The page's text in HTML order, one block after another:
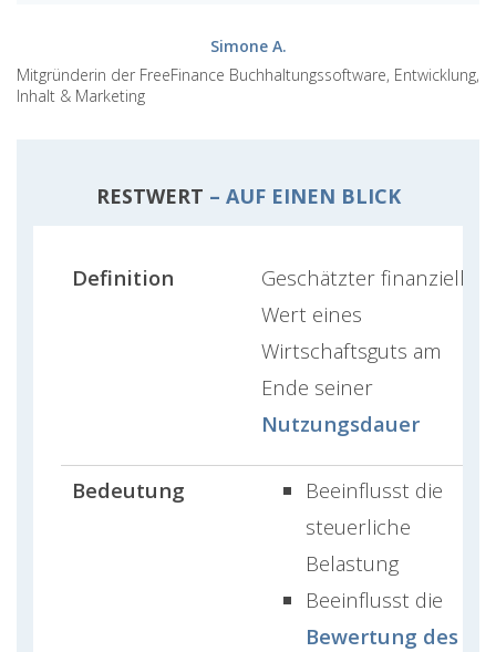
Simone A.
Mitgründerin der FreeFinance Buchhaltungssoftware, Entwicklung,
Inhalt & Marketing
RESTWERT – AUF EINEN BLICK
Definition
Geschätzter finanzieller
Wert eines
Wirtschaftsguts am
Ende seiner
Nutzungsdauer
Bedeutung
Beeinflusst die
steuerliche
Belastung
Beeinflusst die
Bewertung des